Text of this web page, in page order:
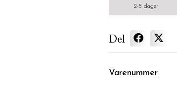
2-5 dager
Del
Varenummer